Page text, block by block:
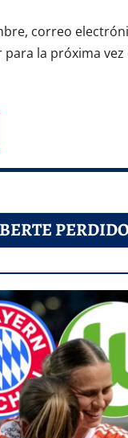
correo
para la próxima vez